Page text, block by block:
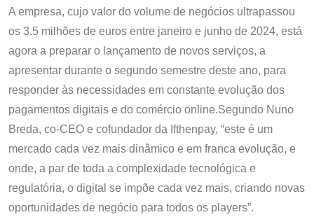
A empresa, cujo valor do volume de negócios ultrapassou
os 3.5 milhões de euros entre janeiro e junho de 2024, está
agora a preparar o lançamento de novos serviços, a
apresentar durante o segundo semestre deste ano, para
responder às necessidades em constante evolução dos
pagamentos digitais e do comércio online.Segundo Nuno
Breda, co-CEO e cofundador da Ifthenpay, “este é um
mercado cada vez mais dinâmico e em franca evolução, e
onde, a par de toda a complexidade tecnológica e
regulatória, o digital se impõe cada vez mais, criando novas
oportunidades de negócio para todos os players”.